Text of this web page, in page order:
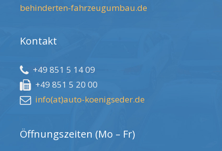
behinderten-fahrzeugumbau.de
Kontakt
+49 851 5 14 09
+49 851 5 20 00
info(at)auto-koenigseder.de
Öffnungszeiten (Mo – Fr)